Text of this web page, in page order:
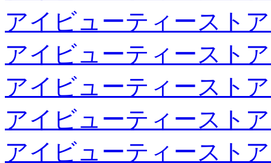
アイビューティースト
アイビューティースト
アイビューティースト
アイビューティースト
アイビューティースト